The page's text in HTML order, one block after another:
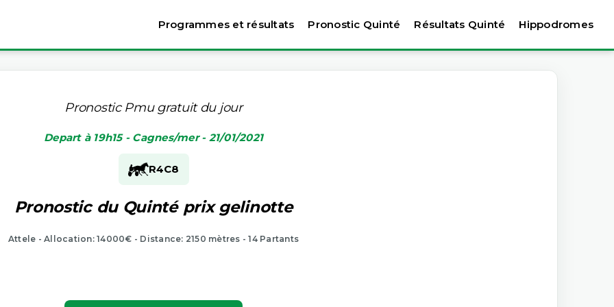
Programmes et résultats Pronostic Quinté Résultats Quinté Hippodromes
Pronostic Pmu gratuit du jour
Depart à 19h15 - Cagnes/mer - 21/01/2021
R4C8
Pronostic du Quinté prix gelinotte
Attele - Allocation: 14000€ - Distance: 2150 mètres - 14 Partants